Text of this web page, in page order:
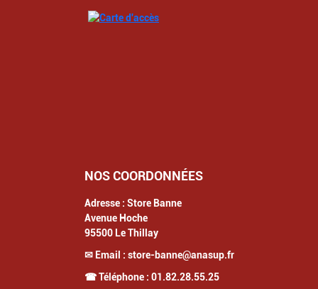
NOS COORDONNÉES
Adresse : Store Banne
Avenue Hoche
95500 Le Thillay
✉ Email : store-banne@anasup.fr
☎ Téléphone : 01.82.28.55.25